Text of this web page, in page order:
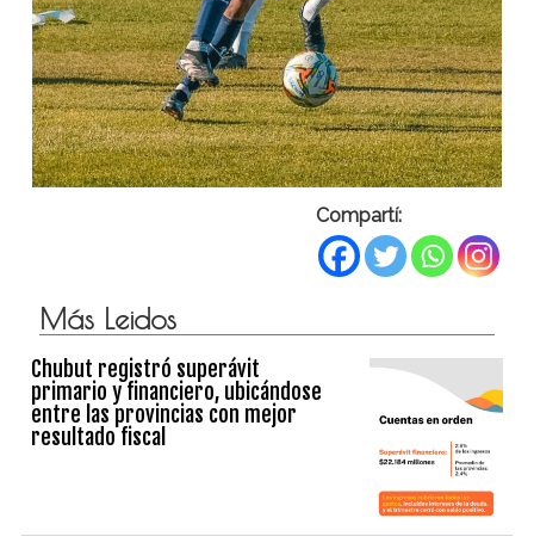
Compartí:
Más Leidos
Chubut registró superávit
primario y financiero, ubicándose
entre las provincias con mejor
resultado fiscal